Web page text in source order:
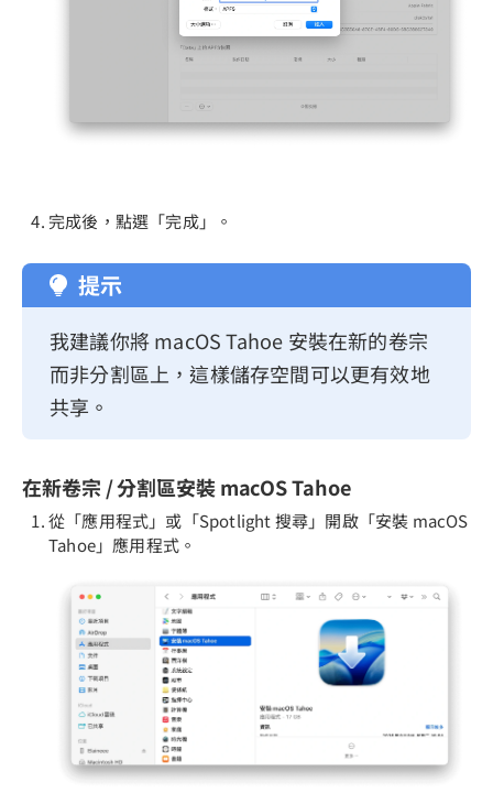
完成後，點選「完成」。
提示
我建議你將 macOS Tahoe 安裝在新的卷宗
而非分割區上，這樣儲存空間可以更有效地
共享。
在新卷宗 / 分割區安裝 macOS Tahoe
從「應用程式」或「Spotlight 搜尋」開啟「安裝 macOS
Tahoe」應用程式。